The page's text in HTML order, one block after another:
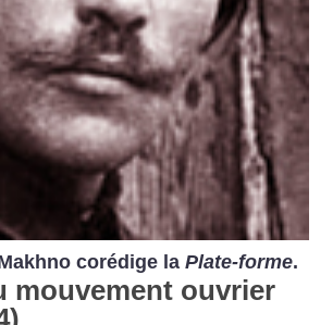
corédige laPlate-forme.
mouvement ouvrier